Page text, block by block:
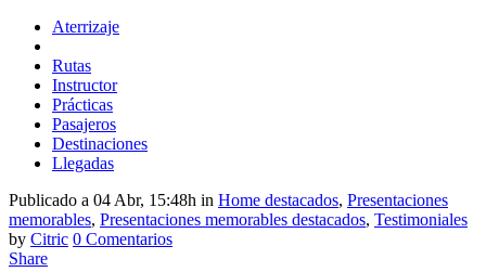
Aterrizaje
Rutas
Instructor
Prácticas
Pasajeros
Destinaciones
Llegadas
Publicado a 04 Abr, 15:48h in Home destacados, Presentaciones
memorables, Presentaciones memorables destacados, Testimoniales
by Citric 0 Comentarios
Share